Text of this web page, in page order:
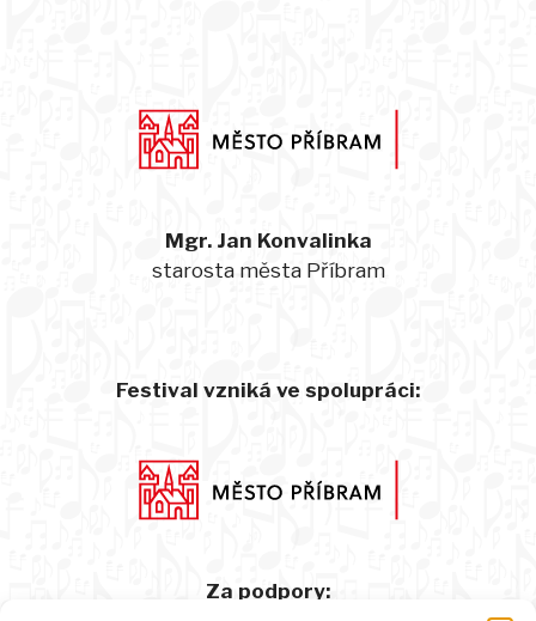
Mgr. Jan Konvalinka
starosta města Příbram
Festival vzniká ve spolupráci:
Za podpory: